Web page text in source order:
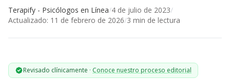
Terapify - Psicólogos en Línea/4 de julio de 2023/
Actualizado: 11 de febrero de 2026/3 min de lectura
Revisado clínicamente · Conoce nuestro proceso editorial